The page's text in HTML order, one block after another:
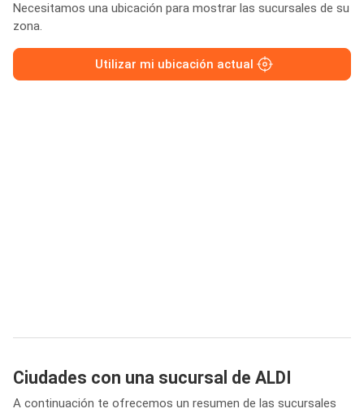
Necesitamos una ubicación para mostrar las sucursales de su
zona.
Utilizar mi ubicación actual
Ciudades con una sucursal de ALDI
A continuación te ofrecemos un resumen de las sucursales